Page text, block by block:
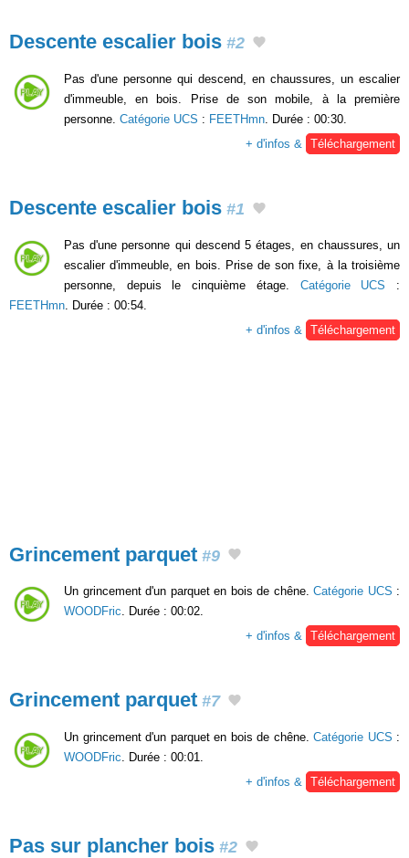
Descente escalier bois #2
Pas d'une personne qui descend, en chaussures, un escalier
d'immeuble, en bois. Prise de son mobile, à la première
personne. Catégorie UCS : FEETHmn . Durée : 00:30.
+ d'infos &
Téléchargement
Descente escalier bois #1
Pas d'une personne qui descend 5 étages, en chaussures, un
escalier d'immeuble, en bois. Prise de son fixe, à la troisième
personne, depuis le cinquième étage. Catégorie UCS :
FEETHmn . Durée : 00:54.
+ d'infos &
Téléchargement
Grincement parquet #9
Un grincement d'un parquet en bois de chêne. Catégorie UCS :
WOODFric. Durée : 00:02.
+ d'infos & Téléchargement
Grincement parquet #7
Un grincement d'un parquet en bois de chêne. Catégorie UCS :
WOODFric . Durée : 00:01.
+ d'infos &
Téléchargement
Pas sur plancher bois #2